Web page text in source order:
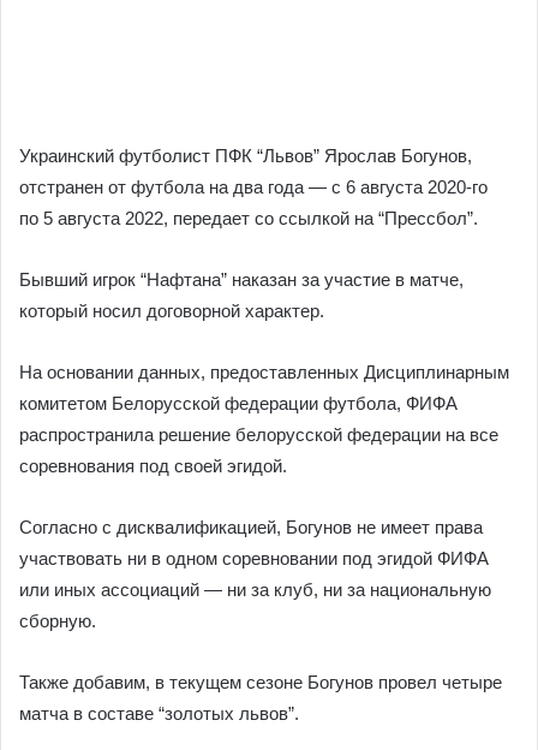
Украинский футболист ПФК “Львов” Ярослав Богунов,
отстранен от футбола на два года — с 6 августа 2020-го
по 5 августа 2022, передает со ссылкой на “Прессбол”.
Бывший игрок “Нафтана” наказан за участие в матче,
который носил договорной характер.
На основании данных, предоставленных Дисциплинарным
комитетом Белорусской федерации футбола, ФИФА
распространила решение белорусской федерации на все
соревнования под своей эгидой.
Согласно с дисквалификацией, Богунов не имеет права
участвовать ни в одном соревновании под эгидой ФИФА
или иных ассоциаций — ни за клуб, ни за национальную
сборную.
Также добавим, в текущем сезоне Богунов провел четыре
матча в составе “золотых львов”.